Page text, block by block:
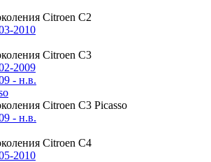
Citroen C2
2010
Citroen C3
2009
- н.в.
Citroen C3 Picasso
- н.в.
Citroen C4
2010